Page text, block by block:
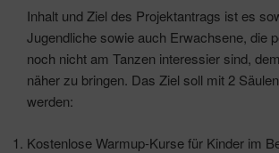
Inhalt und Ziel des Projektantrags ist es
Jugendliche sowie auch Erwachsene, die
noch nicht am Tanzen interessier sind,
näher zu bringen. Das Ziel soll mit 2
werden:
Kostenlose Warmup-Kurse für Kinder im